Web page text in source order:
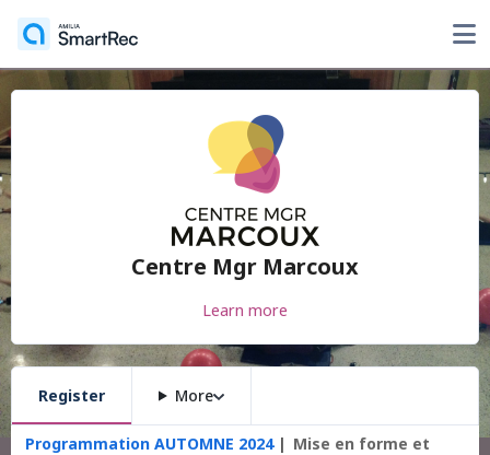
Centre Mgr Marcoux
Learn more
Register More
Programmation AUTOMNE 2024
Mise en forme et